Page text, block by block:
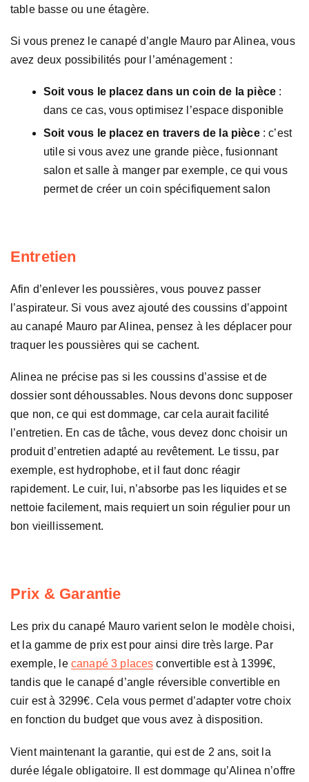
table basse ou une étagère.
Si vous prenez le canapé d’angle Mauro par Alinea, vous
avez deux possibilités pour l’aménagement :
Soit vous le placez dans un coin de la pièce :
dans ce cas, vous optimisez l’espace disponible
Soit vous le placez en travers de la pièce : c’est
utile si vous avez une grande pièce, fusionnant
salon et salle à manger par exemple, ce qui vous
permet de créer un coin spécifiquement salon
Entretien
Afin d’enlever les poussières, vous pouvez passer
l’aspirateur. Si vous avez ajouté des coussins d’appoint
au canapé Mauro par Alinea, pensez à les déplacer pour
traquer les poussières qui se cachent.
Alinea ne précise pas si les coussins d’assise et de
dossier sont déhoussables. Nous devons donc supposer
que non, ce qui est dommage, car cela aurait facilité
l’entretien. En cas de tâche, vous devez donc choisir un
produit d’entretien adapté au revêtement. Le tissu, par
exemple, est hydrophobe, et il faut donc réagir
rapidement. Le cuir, lui, n’absorbe pas les liquides et se
nettoie facilement, mais requiert un soin régulier pour un
bon vieillissement.
Prix & Garantie
Les prix du canapé Mauro varient selon le modèle choisi,
et la gamme de prix est pour ainsi dire très large. Par
exemple, le canapé 3 places convertible est à 1399€,
tandis que le canapé d’angle réversible convertible en
cuir est à 3299€. Cela vous permet d’adapter votre choix
en fonction du budget que vous avez à disposition.
Vient maintenant la garantie, qui est de 2 ans, soit la
durée légale obligatoire. Il est dommage qu’Alinea n’offre